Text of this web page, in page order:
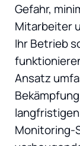
Gefahr,
Mitarbeiter
Ihr Betrieb
Ansatz
Monitoring-